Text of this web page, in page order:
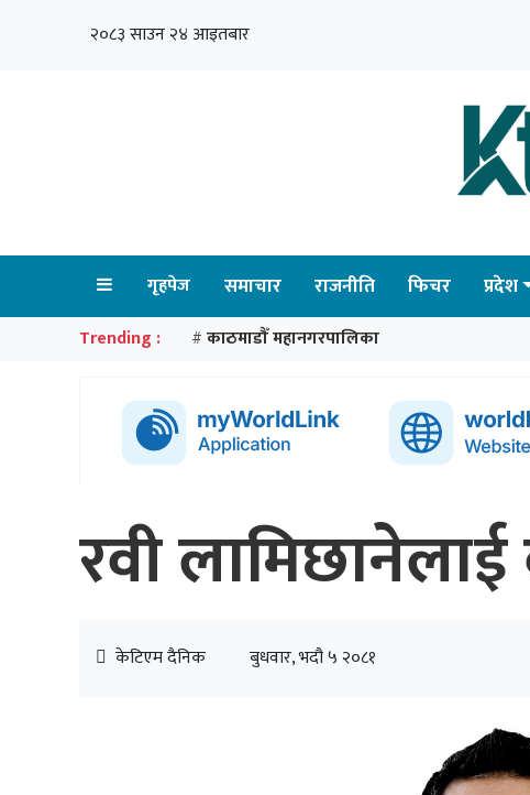
२०८३ साउन २४ आइतबार
गृहपेज समाचार राजनीति फिचर प्रदेश
Trending : # काठमाडौँ महानगरपालिका
रवी
केटिएम दैनिक बुधवार, भदौ ५ २०८१